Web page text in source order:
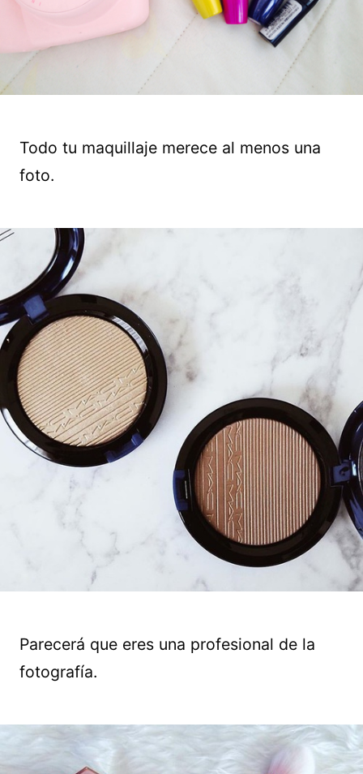
Todo tu maquillaje merece al menos una
foto.
Parecerá que eres una profesional de la
fotografía.